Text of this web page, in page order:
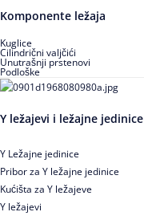
Buričasti zaptiveni ležajevi
Buričasti aksijalni ležajevi
Komponente ležaja
Kuglice
Cilindrični valjčići
Unutrašnji prstenovi
Podloške
Y ležajevi i ležajne jedinice
Y Ležajne jedinice
Pribor za Y ležajne jedinice
Kućišta za Y ležajeve
Y ležajevi